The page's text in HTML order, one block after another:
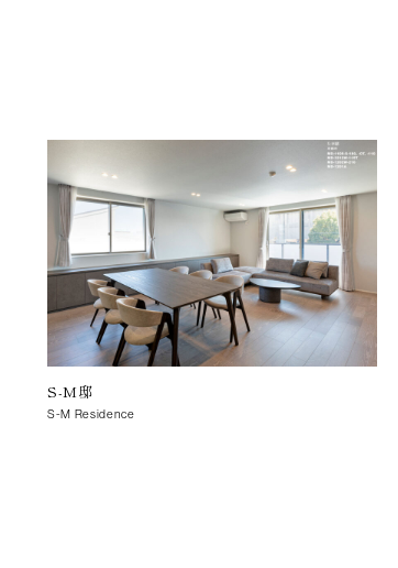
S-M邸
S-M Residence